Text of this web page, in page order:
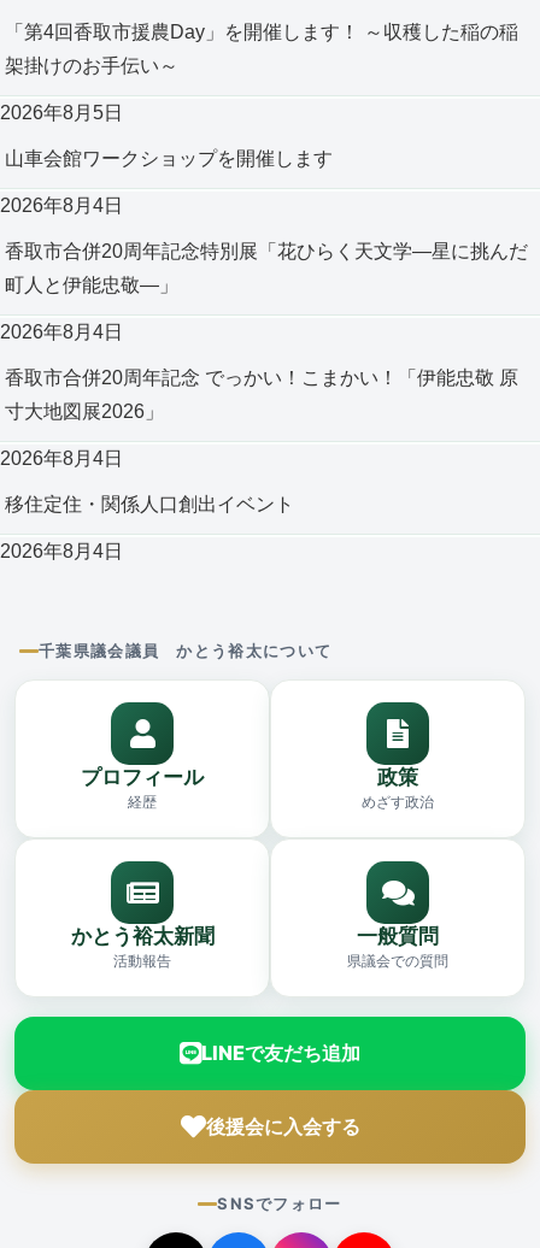
「第4回香取市援農Day」を開催します！ ～収穫した稲の稲
架掛けのお手伝い～
2026年8月5日
山車会館ワークショップを開催します
2026年8月4日
香取市合併20周年記念特別展「花ひらく天文学―星に挑んだ
町人と伊能忠敬―」
2026年8月4日
香取市合併20周年記念 でっかい！こまかい！「伊能忠敬 原
寸大地図展2026」
2026年8月4日
移住定住・関係人口創出イベント
2026年8月4日
千葉県議会議員 かとう裕太について
プロフィール
経歴
政策
めざす政治
かとう裕太新聞
活動報告
一般質問
県議会での質問
LINEで友だち追加
後援会に入会する
SNSでフォロー